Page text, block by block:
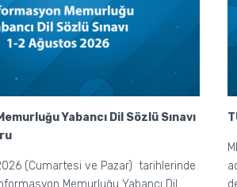
Yabancı Dil Sözlü Sınavı
(Cumartesi ve Pazar) tarihlerinde
Memurluğu Yabancı Dil